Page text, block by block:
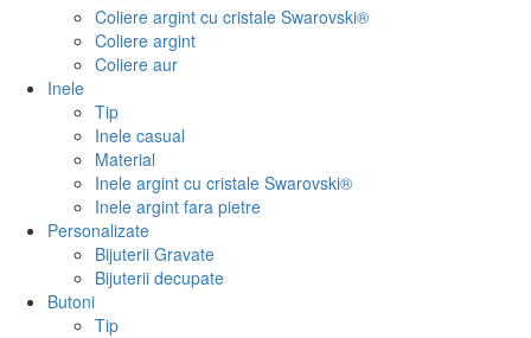
Coliere argint cu cristale Swarovski®
Coliere argint
Coliere aur
Inele
Tip
Inele casual
Material
Inele argint cu cristale Swarovski®
Inele argint fara pietre
Personalizate
Bijuterii Gravate
Bijuterii decupate
Butoni
Tip